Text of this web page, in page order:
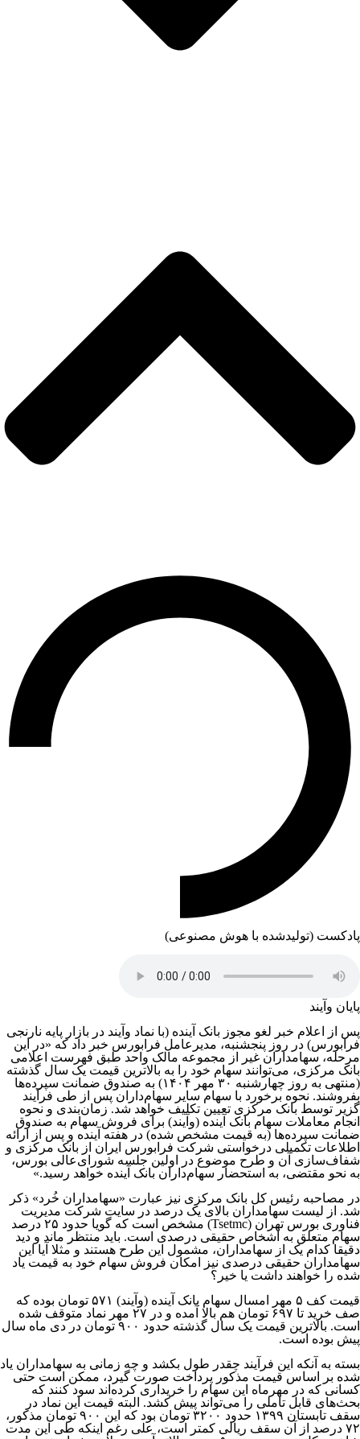
پادکست (تولیدشده با هوش مصنوعی)
پایان وآیند
پس از اعلام خبر لغو مجوز بانک آینده (با نماد وآیند در بازار پایه نارنجی
فرابورس) در روز پنجشنبه، مدیرعامل فرابورس خبر داد که «در این
مرحله، سهامداران غیر از مجموعه مالک واحد طبق فهرست اعلامی
بانک مرکزی، می‌توانند سهام خود را به بالاترین قیمت یک سال گذشته
(منتهی به روز چهارشنبه ۳۰ مهر ۱۴۰۴) به صندوق ضمانت سپرده‌ها
بفروشند. نحوه برخورد با سهام سایر سهام‌داران پس از طی فرآیند
گزیر توسط بانک مرکزی تعیین تکلیف خواهد شد. زمان‌بندی و نحوه
انجام معاملات سهام بانک آینده (وآیند) برای فروش سهام به صندوق
ضمانت سپرده‌ها (به قیمت مشخص شده) در هفته‌ آینده و پس از ارائه
اطلاعات تکمیلی درخواستی شرکت فرابورس ایران از بانک مرکزی و
شفاف‌سازی آن و طرح موضوع در اولین جلسه شورای‌عالی بورس،
به نحو مقتضی، به استحضار سهام‌داران بانک آینده خواهد رسید.»
در مصاحبه رئیس کل بانک مرکزی نیز عبارت «سهامداران خُرد» ذکر
شد. از لیست سهامداران بالای یک درصد در سایت شرکت مدیریت
فناوری بورس تهران (Tsetmc) مشخص است که گویا حدود ۲۵ درصد
سهام متعلق به اشخاص حقیقی درصدی است. باید منتظر ماند و دید
دقیقا کدام یک از سهامداران، مشمول این طرح هستند و مثلا آیا این
سهامداران حقیقی درصدی نیز امکان فروش سهام خود به قیمت یاد
شده را خواهند داشت یا خیر؟
قیمت کف ۵ مهر امسال سهام بانک آینده (وآیند) ۵۷۱ تومان بوده که
صف خرید تا ۶۹۷ تومان هم بالا آمده و در ۲۷ مهر نماد متوقف شده
است. بالاترین قیمت یک سال گذشته حدود ۹۰۰ تومان در دی ماه سال
پیش بوده است.
بسته به آنکه این فرآیند چقدر طول بکشد و چه زمانی به سهامداران یاد
شده بر اساس قیمت مذکور پرداخت صورت گیرد، ممکن است حتی
کسانی که در مهرماه این سهام را خریداری کرده‌اند سود کنند که
بحث‌های قابل تاملی را می‌تواند پیش کشد. البته قیمت این نماد در
سقف تابستان ۱۳۹۹ حدود ۳۲۰۰ تومان بود که این ۹۰۰ تومان مذکور،
۷۲ درصد از آن سقف ریالی کمتر است، علی رغم اینکه طی این مدت